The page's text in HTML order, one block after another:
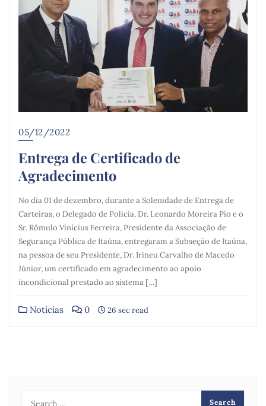
05/12/2022
Entrega de Certificado de
Agradecimento
No dia 01 de dezembro, durante a Solenidade de Entrega de
Carteiras, o Delegado de Polícia, Dr. Leonardo Moreira Pio e o
Sr. Rômulo Vinícius Ferreira, Presidente da Associação de
Segurança Pública de Itaúna, entregaram a Subseção de Itaúna,
na pessoa de seu Presidente, Dr. Irineu Carvalho de Macedo
Júnior, um certificado em agradecimento ao apoio
incondicional prestado ao sistema […]
Notícias 0 26 sec read